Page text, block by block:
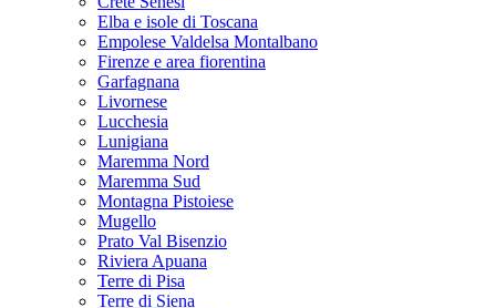
Elba e isole di Toscana
Empolese Valdelsa Montalbano
Firenze e area fiorentina
Garfagnana
Livornese
Lucchesia
Lunigiana
Maremma Nord
Maremma Sud
Montagna Pistoiese
Mugello
Prato Val Bisenzio
Riviera Apuana
Terre di Pisa
Terre di Siena